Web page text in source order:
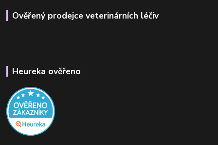
Ověřený prodejce veterinárních léčiv
Heureka ověřeno